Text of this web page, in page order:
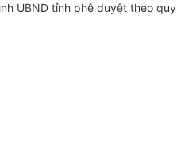
UBND tỉnh phê duyệt theo quy